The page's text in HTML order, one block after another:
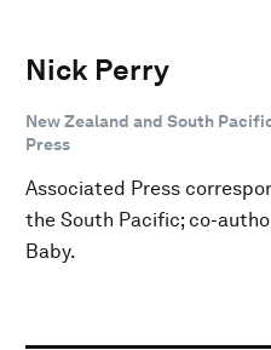
Nick Perry
New Zealand and South
Press
Associated Press
the South Pacific; co-
Baby.